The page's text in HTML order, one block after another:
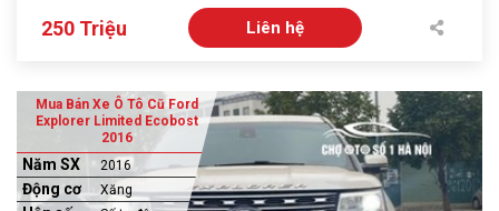
250 Triệu Liên hệ
Mua Bán Xe Ô Tô Cũ Ford
Explorer Limited Ecobost
2016
Năm SX 2016
Động cơ Xăng